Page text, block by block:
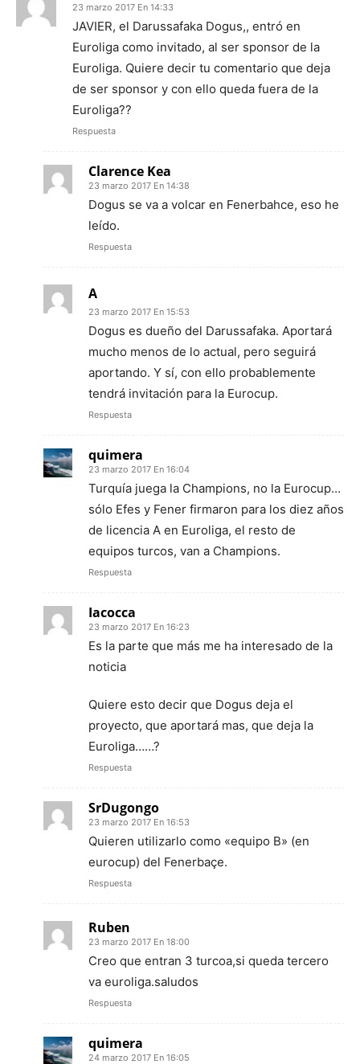
23 marzo 2017 En 14:33
JAVIER, el Darussafaka Dogus,, entró en
Euroliga como invitado, al ser sponsor de la
Euroliga. Quiere decir tu comentario que deja
de ser sponsor y con ello queda fuera de la
Euroliga??
Respuesta
Clarence Kea
23 marzo 2017 En 14:38
Dogus se va a volcar en Fenerbahce, eso he
leído.
Respuesta
A
23 marzo 2017 En 15:53
Dogus es dueño del Darussafaka. Aportará
mucho menos de lo actual, pero seguirá
aportando. Y sí, con ello probablemente
tendrá invitación para la Eurocup.
Respuesta
quimera
23 marzo 2017 En 16:04
Turquía juega la Champions, no la Eurocup…
sólo Efes y Fener firmaron para los diez años
de licencia A en Euroliga, el resto de
equipos turcos, van a Champions.
Respuesta
Iacocca
23 marzo 2017 En 16:23
Es la parte que más me ha interesado de la
noticia
Quiere esto decir que Dogus deja el
proyecto, que aportará mas, que deja la
Euroliga……?
Respuesta
SrDugongo
23 marzo 2017 En 16:53
Quieren utilizarlo como «equipo B» (en
eurocup) del Fenerbaçe.
Respuesta
Ruben
23 marzo 2017 En 18:00
Creo que entran 3 turcoa,si queda tercero
va euroliga.saludos
Respuesta
quimera
24 marzo 2017 En 16:05